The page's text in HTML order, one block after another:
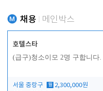
채용 메인박스
호텔스타
(급구)청소이모 2명 구합니다.
서울 중랑구 월 2,300,000원